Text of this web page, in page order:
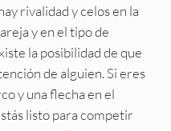
rivalidad y celos en la
y en el tipo de
la posibilidad de que
de alguien. Si eres
y una flecha en el
listo para competir